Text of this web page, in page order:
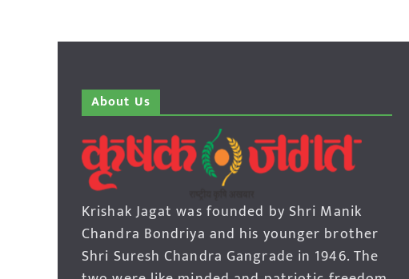
About Us
Krishak Jagat was founded by Shri Manik
Chandra Bondriya and his younger brother
Shri Suresh Chandra Gangrade in 1946. The